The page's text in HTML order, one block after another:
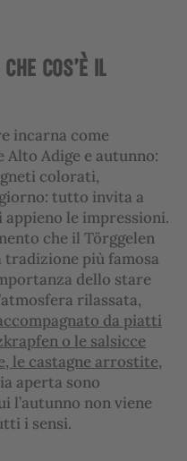
COS’È IL
incarna come
Alto Adige e autunno:
colorati,
tutto invita a
appieno le impressioni.
che il Törggelen
più famosa
dello stare
rilassata,
da piatti
o le salsicce
le castagne arrostite,
aperta sono
l’autunno non viene
i sensi.